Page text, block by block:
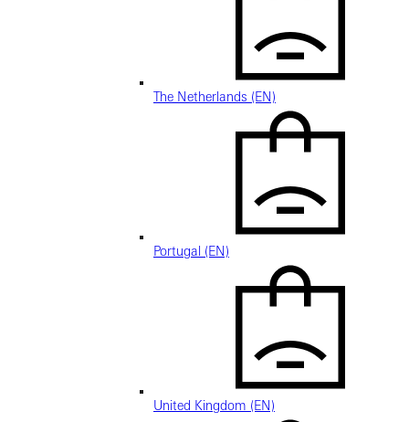
The Netherlands (EN)
Portugal (EN)
United Kingdom (EN)